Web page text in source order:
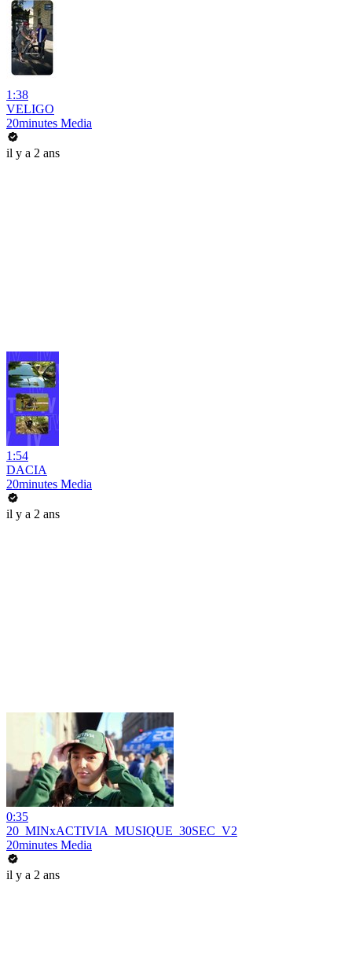
1:38
VELIGO
20minutes Media
il y a 2 ans
1:54
DACIA
20minutes Media
il y a 2 ans
0:35
20_MINxACTIVIA_MUSIQUE_30SEC_V2
20minutes Media
il y a 2 ans